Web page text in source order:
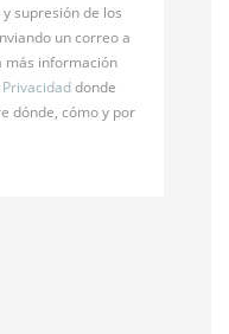
supresión de los
un correo a
más información
donde
dónde, cómo y por